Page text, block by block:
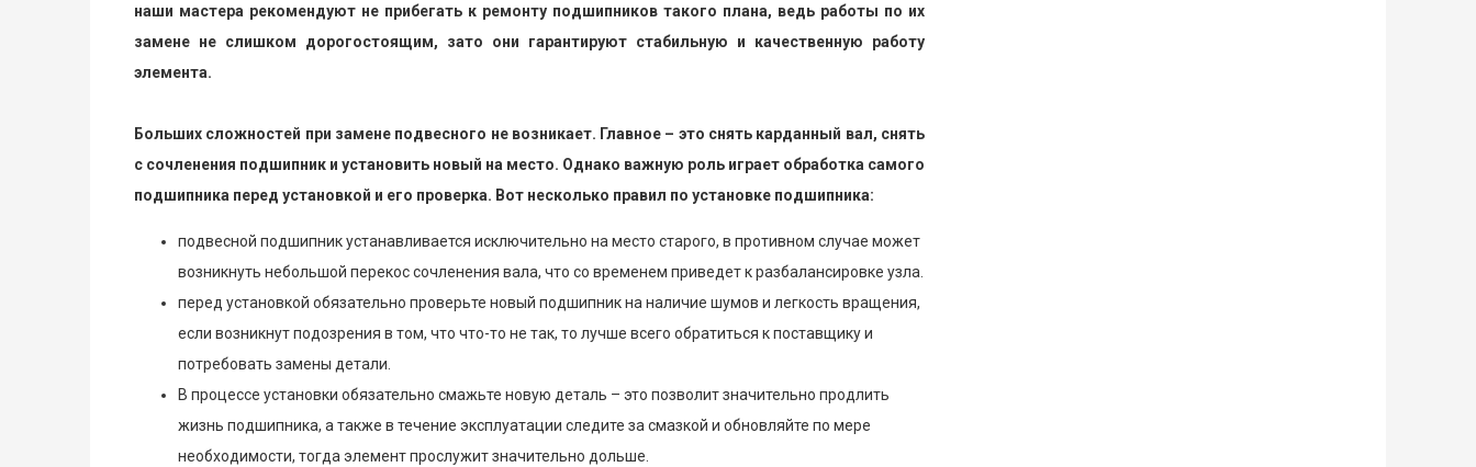
наши мастера рекомендуют не прибегать к ремонту подшипников такого плана, ведь работы по их
замене не слишком дорогостоящим, зато они гарантируют стабильную и качественную работу
элемента.
Больших сложностей при замене подвесного не возникает. Главное – это снять карданный вал, снять
с сочленения подшипник и установить новый на место. Однако важную роль играет обработка самого
подшипника перед установкой и его проверка. Вот несколько правил по установке подшипника:
подвесной подшипник устанавливается исключительно на место старого, в противном случае может
возникнуть небольшой перекос сочленения вала, что со временем приведет к разбалансировке узла.
перед установкой обязательно проверьте новый подшипник на наличие шумов и легкость вращения,
если возникнут подозрения в том, что что-то не так, то лучше всего обратиться к поставщику и
потребовать замены детали.
В процессе установки обязательно смажьте новую деталь – это позволит значительно продлить
жизнь подшипника, а также в течение эксплуатации следите за смазкой и обновляйте по мере
необходимости, тогда элемент прослужит значительно дольше.